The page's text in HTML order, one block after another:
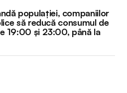
populației, companiilor
să reducă consumul de
19:00 și 23:00, până la